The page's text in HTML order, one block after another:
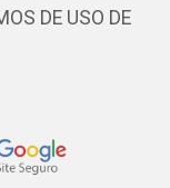
DE USO DE